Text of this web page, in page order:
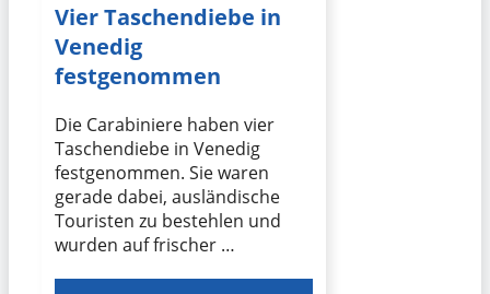
Vier Taschendiebe in
Venedig
festgenommen
Die Carabiniere haben vier
Taschendiebe in Venedig
festgenommen. Sie waren
gerade dabei, ausländische
Touristen zu bestehlen und
wurden auf frischer …